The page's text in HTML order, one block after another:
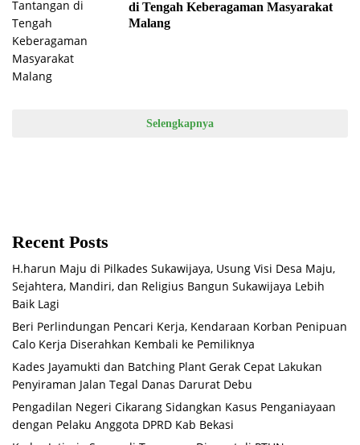
di Tengah Keberagaman Masyarakat
Malang
Selengkapnya
Recent Posts
H.harun Maju di Pilkades Sukawijaya, Usung Visi Desa Maju,
Sejahtera, Mandiri, dan Religius Bangun Sukawijaya Lebih
Baik Lagi
Beri Perlindungan Pencari Kerja, Kendaraan Korban Penipuan
Calo Kerja Diserahkan Kembali ke Pemiliknya
Kades Jayamukti dan Batching Plant Gerak Cepat Lakukan
Penyiraman Jalan Tegal Danas Darurat Debu
Pengadilan Negeri Cikarang Sidangkan Kasus Penganiayaan
dengan Pelaku Anggota DPRD Kab Bekasi